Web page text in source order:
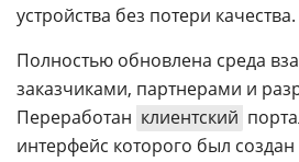
устройства без потери качества.
Полностью обновлена среда
заказчиками, партнерами и
Переработан клиентский
интерфейс которого был